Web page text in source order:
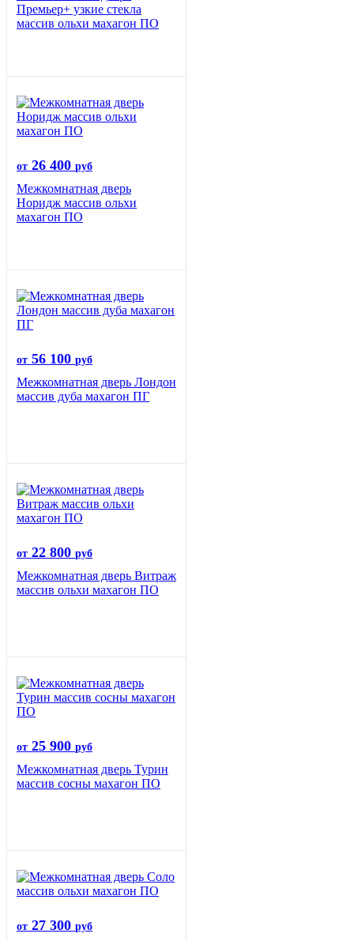
Премьер+ узкие стекла
массив ольхи махагон ПО
от 26 400 руб
Межкомнатная дверь
Норидж массив ольхи
махагон ПО
от 56 100 руб
Межкомнатная дверь Лондон
массив дуба махагон ПГ
от 22 800 руб
Межкомнатная дверь Витраж
массив ольхи махагон ПО
от 25 900 руб
Межкомнатная дверь Турин
массив сосны махагон ПО
от 27 300 руб